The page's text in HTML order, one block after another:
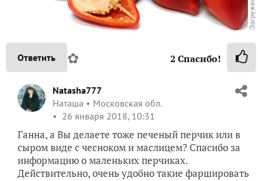
Ответить ✿ 2 Спасибо!
Natasha777
Наташа
Московская обл.
26 января 2018, 10:31
Ганна, а Вы делаете тоже печеный перчик или в
сыром виде с чесноком и маслицем? Спасибо за
информацию о маленьких перчиках.
Действительно, очень удобно такие фаршировать